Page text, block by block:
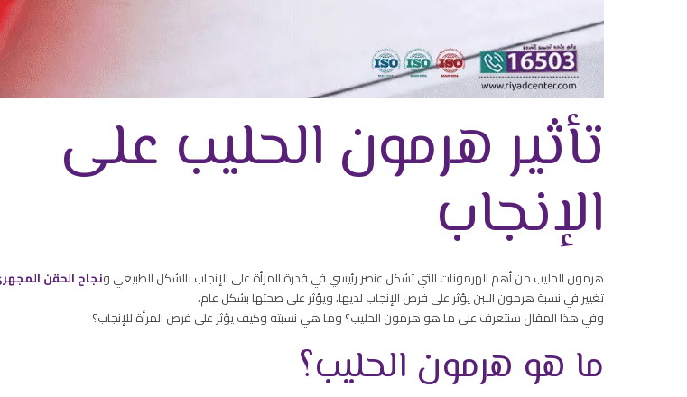
تأثير هرمون الحليب على
الإنجاب
هرمون الحليب من أهم الهرمونات التي تشكل عنصر رئيسي في قدرة المرأة على الإنجاب بالشكل الطبيعي ونجاح الحقن
تغيير في نسبة هرمون اللبن يؤثر على فرص الإنجاب لديها، ويؤثر على صحتها بشكل عام.
وفي هذا المقال سنتعرف على ما هو هرمون الحليب؟ وما هي نسبته وكيف يؤثر على فرص المرأة للإنجاب؟
ما هو هرمون الحليب؟